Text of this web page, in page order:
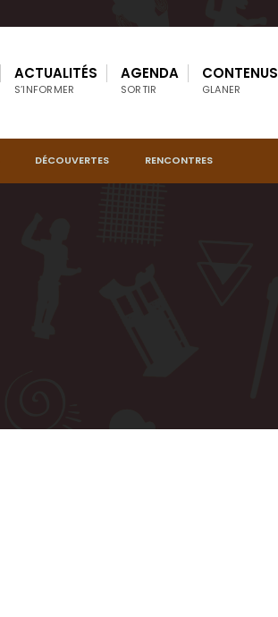
ACTUALITÉS
S’INFORMER
AGENDA
SORTIR
CONTENUS
GLANER
DÉCOUVERTES RENCONTRES